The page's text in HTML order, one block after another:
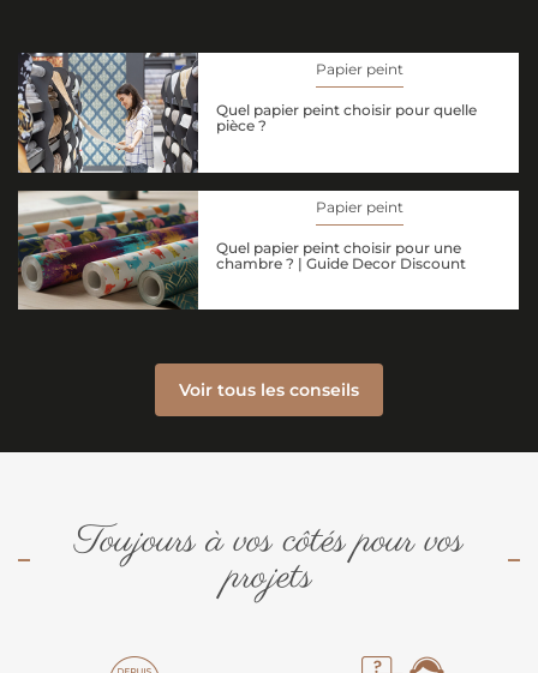
Papier peint
Quel papier peint choisir pour quelle
pièce ?
Papier peint
Quel papier peint choisir pour une
chambre ? | Guide Decor Discount
Voir tous les conseils
Toujours à vos côtés pour vos
projets